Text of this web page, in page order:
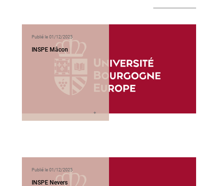
Publié le 01/12/2025
INSPE Mâcon
Publié le 01/12/2025
INSPE Nevers